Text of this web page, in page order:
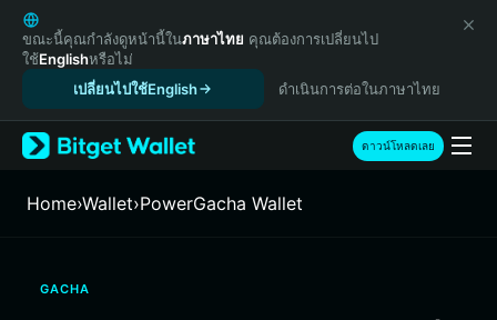
English
日本語
Tiếng Việt
Español (Latinoamérica)
Türkçe
Français
繁體中文
ขณะนี้คุณกำลังดูหน้านี้ในภาษาไทย คุณต้องการเปลี่ยนไป
ใช้Englishหรือไม่
เปลี่ยนไปใช้English
ดำเนินการต่อในภาษาไทย
ดาวน์โหลดเลย
Home›Wallet›PowerGacha Wallet
GACHA